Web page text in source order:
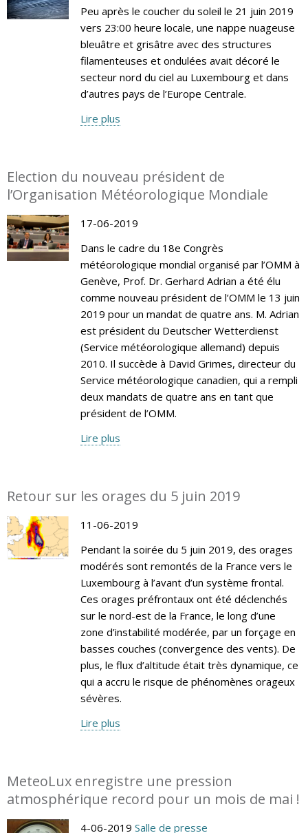
Peu après le coucher du soleil le 21 juin 2019
vers 23:00 heure locale, une nappe nuageuse
bleuâtre et grisâtre avec des structures
filamenteuses et ondulées avait décoré le
secteur nord du ciel au Luxembourg et dans
d’autres pays de l’Europe Centrale.
Lire plus
Election du nouveau président de
l’Organisation Météorologique Mondiale
17-06-2019
Dans le cadre du 18e Congrès
météorologique mondial organisé par l’OMM à
Genève, Prof. Dr. Gerhard Adrian a été élu
comme nouveau président de l’OMM le 13 juin
2019 pour un mandat de quatre ans. M. Adrian
est président du Deutscher Wetterdienst
(Service météorologique allemand) depuis
2010. Il succède à David Grimes, directeur du
Service météorologique canadien, qui a rempli
deux mandats de quatre ans en tant que
président de l’OMM.
Lire plus
Retour sur les orages du 5 juin 2019
11-06-2019
Pendant la soirée du 5 juin 2019, des orages
modérés sont remontés de la France vers le
Luxembourg à l’avant d’un système frontal.
Ces orages préfrontaux ont été déclenchés
sur le nord-est de la France, le long d’une
zone d’instabilité modérée, par un forçage en
basses couches (convergence des vents). De
plus, le flux d’altitude était très dynamique, ce
qui a accru le risque de phénomènes orageux
sévères.
Lire plus
MeteoLux enregistre une pression
atmosphérique record pour un mois de mai !
4-06-2019 Salle de presse